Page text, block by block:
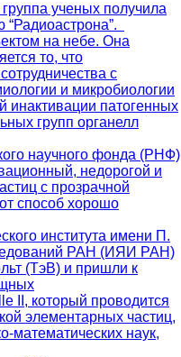
ученых получила
на небе. Она
то, что
с
и микробиологии
инактивации патогенных
групп органелл
научного фонда (РНФ)
недорогой и
с прозрачной
способ хорошо
института имени П.
РАН (ИЯИ РАН)
(ТэВ) и пришли к
II, который проводится
элементарных частиц,
математических наук,